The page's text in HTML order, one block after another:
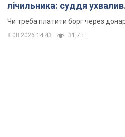
лічильника: суддя ухвалив
неочікуване рішення
Чи треба платити борг через
8.08.2026 14:43 31,7 т.